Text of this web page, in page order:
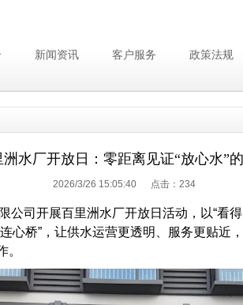
新闻资讯 客户服务 政策法规
洲水厂开放日：零距离见证“放心水”
2026/3/26 15:05:40 点击： 234
司开展百里洲水厂开放日活动，以“看
心桥”，让供水运营更透明、服务更贴近
。